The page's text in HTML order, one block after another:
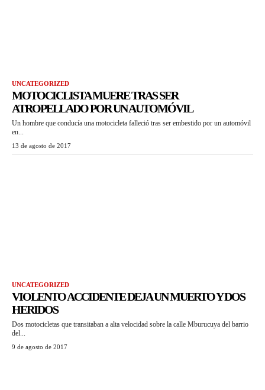
UNCATEGORIZED
MOTOCICLISTA MUERE TRAS SER
ATROPELLADO POR UN AUTOMÓVIL
Un hombre que conducía una motocicleta falleció tras ser embestido por un automóvil
en...
13 de agosto de 2017
UNCATEGORIZED
VIOLENTO ACCIDENTE DEJA UN MUERTO Y DOS
HERIDOS
Dos motocicletas que transitaban a alta velocidad sobre la calle Mburucuya del barrio
del...
9 de agosto de 2017